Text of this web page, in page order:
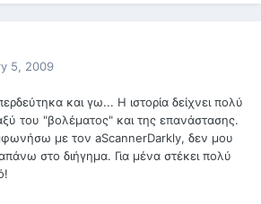
5, 2009
και γω... Η ιστορία δείχνει πολύ
του "βολέματος" και της επανάστασης.
με τον aScannerDarkly, δεν μου
στο διήγημα. Για μένα στέκει πολύ